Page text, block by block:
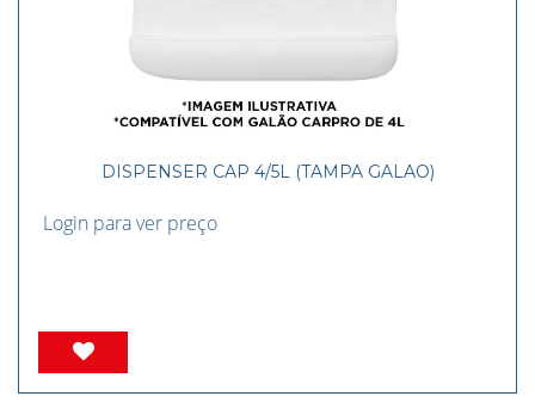
DISPENSER CAP 4/5L (TAMPA GALAO)
Login para ver preço